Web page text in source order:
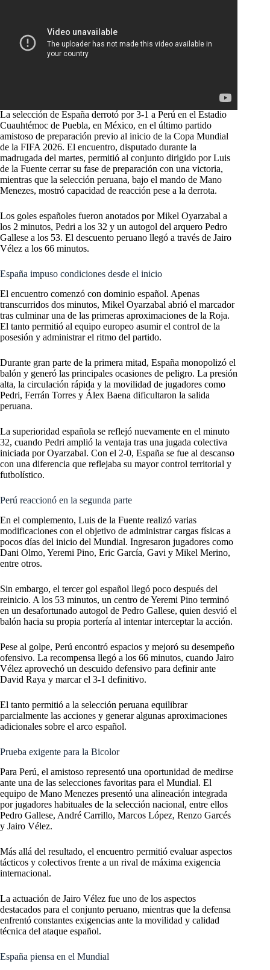
La selección de España derrotó por 3-1 a Perú en el Estadio
Cuauhtémoc de Puebla, en México, en el último partido
amistoso de preparación previo al inicio de la Copa Mundial
de la FIFA 2026. El encuentro, disputado durante la
madrugada del martes, permitió al conjunto dirigido por Luis
de la Fuente cerrar su fase de preparación con una victoria,
mientras que la selección peruana, bajo el mando de Mano
Menezes, mostró capacidad de reacción pese a la derrota.
Los goles españoles fueron anotados por Mikel Oyarzabal a
los 2 minutos, Pedri a los 32 y un autogol del arquero Pedro
Gallese a los 53. El descuento peruano llegó a través de Jairo
Vélez a los 66 minutos.
España impuso condiciones desde el inicio
El encuentro comenzó con dominio español. Apenas
transcurridos dos minutos, Mikel Oyarzabal abrió el marcador
tras culminar una de las primeras aproximaciones de la Roja.
El tanto permitió al equipo europeo asumir el control de la
posesión y administrar el ritmo del partido.
Durante gran parte de la primera mitad, España monopolizó el
balón y generó las principales ocasiones de peligro. La presión
alta, la circulación rápida y la movilidad de jugadores como
Pedri, Ferrán Torres y Álex Baena dificultaron la salida
peruana.
La superioridad española se reflejó nuevamente en el minuto
32, cuando Pedri amplió la ventaja tras una jugada colectiva
iniciada por Oyarzabal. Con el 2-0, España se fue al descanso
con una diferencia que reflejaba su mayor control territorial y
futbolístico.
Perú reaccionó en la segunda parte
En el complemento, Luis de la Fuente realizó varias
modificaciones con el objetivo de administrar cargas físicas a
pocos días del inicio del Mundial. Ingresaron jugadores como
Dani Olmo, Yeremi Pino, Eric García, Gavi y Mikel Merino,
entre otros.
Sin embargo, el tercer gol español llegó poco después del
reinicio. A los 53 minutos, un centro de Yeremi Pino terminó
en un desafortunado autogol de Pedro Gallese, quien desvió el
balón hacia su propia portería al intentar interceptar la acción.
Pese al golpe, Perú encontró espacios y mejoró su desempeño
ofensivo. La recompensa llegó a los 66 minutos, cuando Jairo
Vélez aprovechó un descuido defensivo para definir ante
David Raya y marcar el 3-1 definitivo.
El tanto permitió a la selección peruana equilibrar
parcialmente las acciones y generar algunas aproximaciones
adicionales sobre el arco español.
Prueba exigente para la Bicolor
Para Perú, el amistoso representó una oportunidad de medirse
ante una de las selecciones favoritas para el Mundial. El
equipo de Mano Menezes presentó una alineación integrada
por jugadores habituales de la selección nacional, entre ellos
Pedro Gallese, André Carrillo, Marcos López, Renzo Garcés
y Jairo Vélez.
Más allá del resultado, el encuentro permitió evaluar aspectos
tácticos y colectivos frente a un rival de máxima exigencia
internacional.
La actuación de Jairo Vélez fue uno de los aspectos
destacados para el conjunto peruano, mientras que la defensa
enfrentó constantes exigencias ante la movilidad y calidad
técnica del ataque español.
España piensa en el Mundial